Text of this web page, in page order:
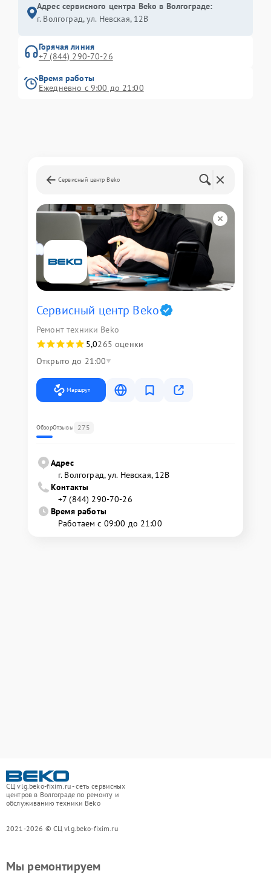
Адрес сервисного центра Beko в Волгограде:
г. Волгоград, ул. Невская, 12В
Горячая линия
+7 (844) 290-70-26
Время работы
Ежедневно с 9:00 до 21:00
Сервисный центр Beko
Сервисный центр Beko
Ремонт техники Beko
5,0265 оценки
Открыто до 21:00
Маршрут
ОбзорОтзывы 275
Адрес
г. Волгоград, ул. Невская, 12В
Контакты
+7 (844) 290-70-26
Время работы
Работаем с 09:00 до 21:00
СЦ vlg.beko-fixim.ru - сеть сервисных
центров в Волгограде по ремонту и
обслуживанию техники Beko
2021-2026 © СЦ vlg.beko-fixim.ru
Мы ремонтируем